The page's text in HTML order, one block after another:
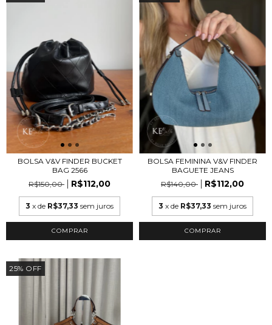
BOLSA V&V FINDER BUCKET
BAG 2566
R$150,00
R$112,00
3 x de R$37,33 sem juros
BOLSA FEMININA V&V FINDER
BAGUETE JEANS
R$140,00
R$112,00
3 x de R$37,33 sem juros
25% OFF